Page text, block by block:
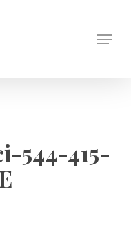
Menu
544-415-
Close